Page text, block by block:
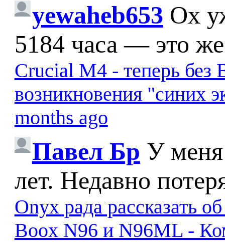
yewaheb653 Ох
5184 часа — это
Crucial M4 - теперь без
возникновения "синих
months ago
Павел Бр У меня
лет. Недавно
Onyx рада рассказать
Boox N96 и N96ML -